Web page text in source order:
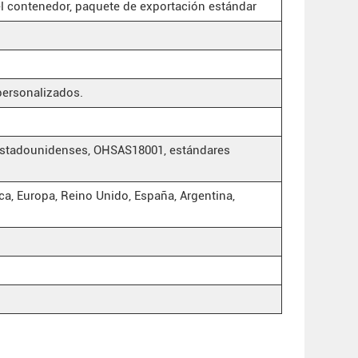
contenedor, paquete de exportación estándar
OHSAS18001, estándares
Europa, Reino Unido, España, Argentina,